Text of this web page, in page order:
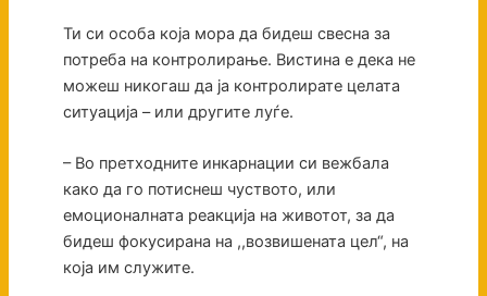
Ти си особа која мора да бидеш свесна за
потреба на контролирање. Вистина е дека не
можеш никогаш да ја контролирате целата
ситуација – или другите луѓе.
– Во претходните инкарнации си вежбала
како да го потиснеш чуството, или
емоционалната реакција на животот, за да
бидеш фокусирана на ,,возвишената цел“, на
која им служите.